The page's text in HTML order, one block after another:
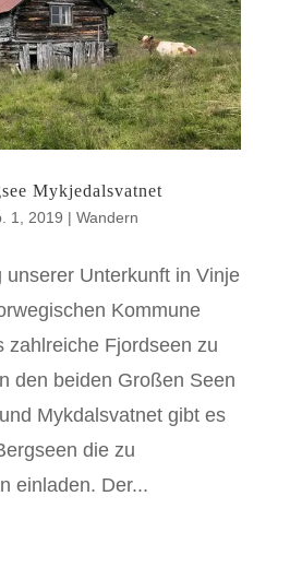
Mykjedalsvatnet
1, 2019 | Wandern
unserer Unterkunft in Vinje
Kommune
zahlreiche Fjordseen zu
den beiden Großen Seen
Mykdalsvatnet gibt es
die zu
einladen. Der...